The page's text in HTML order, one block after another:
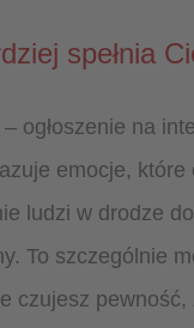
spełnia
– ogłoszenie na
emocje,
ludzi w drodze
To szczególnie
czujesz